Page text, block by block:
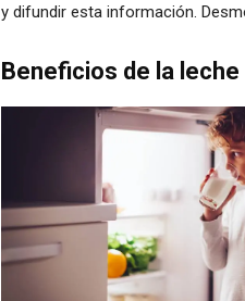
y difundir esta información.
Beneficios de la